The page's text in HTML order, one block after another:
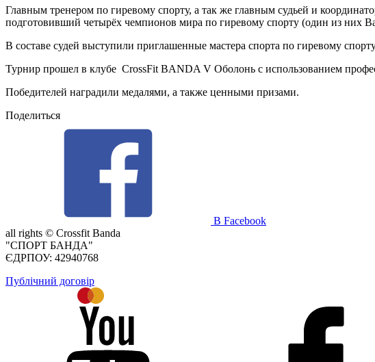
Главным тренером по гиревому спорту, а так же главным судьей и
подготовивший четырёх чемпионов мира по гиревому спорту (один из них
В составе судей выступили приглашенные мастера спорта по гиревому
Турнир прошел в клубе CrossFit BANDA V Оболонь с использованием
Победителей наградили медалями, а также ценными призами.
Поделиться
В Facebook
all rights © Crossfit Banda
"СПОРТ БАНДА"
ЄДРПОУ: 42940768
Публічний договір